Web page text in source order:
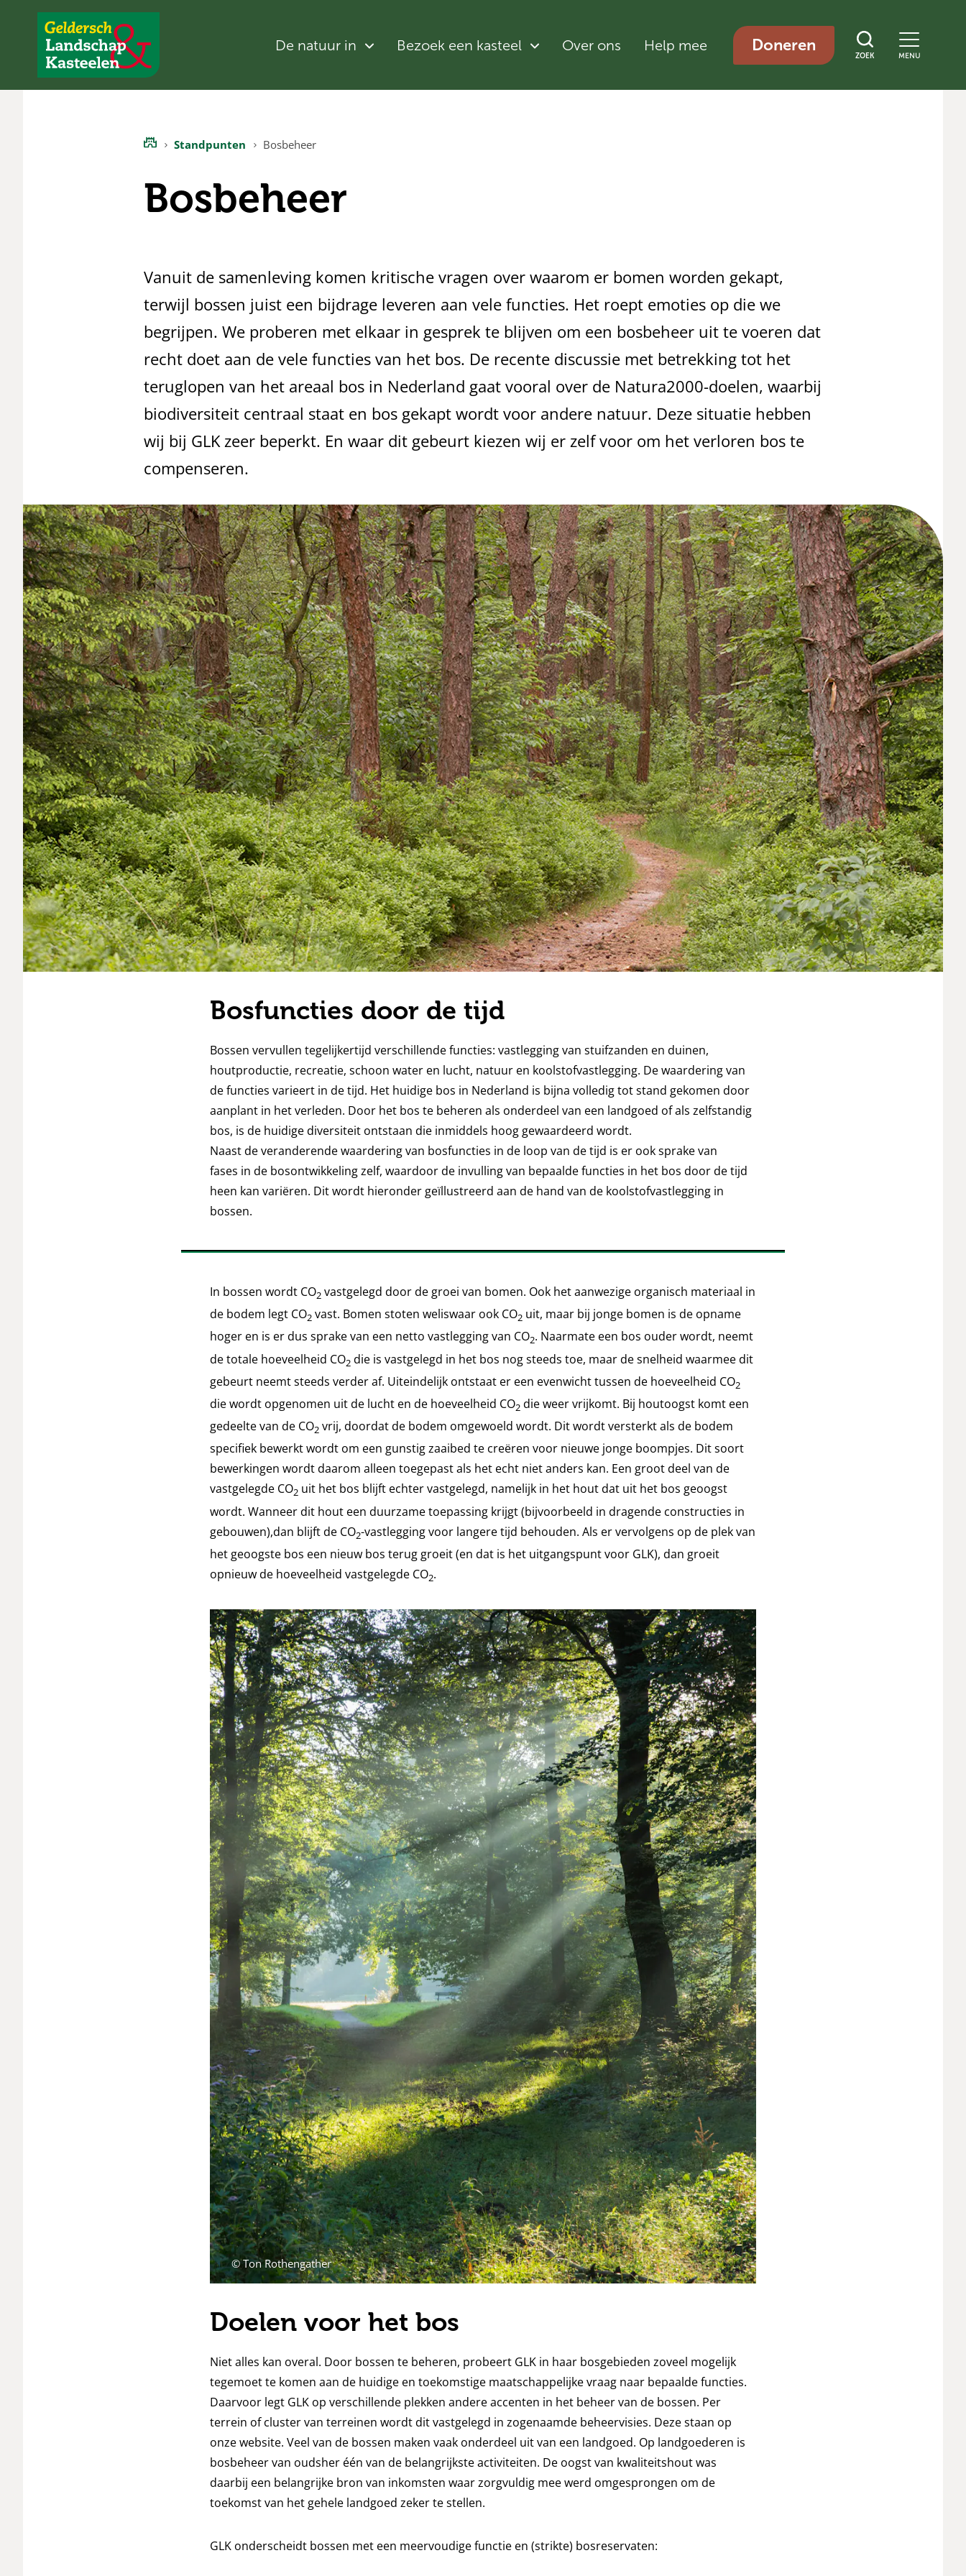
Geldersch
Landschap
en
De natuur in Bezoek een kasteel Over ons Help mee Doneren
ZOEK MENU
Standpunten Bosbeheer
Bosbeheer
Vanuit de samenleving komen kritische vragen over waarom er bomen worden gekapt,
terwijl bossen juist een bijdrage leveren aan vele functies. Het roept emoties op die we
begrijpen. We proberen met elkaar in gesprek te blijven om een bosbeheer uit te voeren dat
recht doet aan de vele functies van het bos. De recente discussie met betrekking tot het
teruglopen van het areaal bos in Nederland gaat vooral over de Natura2000-doelen, waarbij
biodiversiteit centraal staat en bos gekapt wordt voor andere natuur. Deze situatie hebben
wij bij GLK zeer beperkt. En waar dit gebeurt kiezen wij er zelf voor om het verloren bos te
compenseren.
Bosfuncties door de tijd
Bossen vervullen tegelijkertijd verschillende functies: vastlegging van stuifzanden en duinen,
houtproductie, recreatie, schoon water en lucht, natuur en koolstofvastlegging. De waardering van
de functies varieert in de tijd. Het huidige bos in Nederland is bijna volledig tot stand gekomen door
aanplant in het verleden. Door het bos te beheren als onderdeel van een landgoed of als zelfstandig
bos, is de huidige diversiteit ontstaan die inmiddels hoog gewaardeerd wordt.
Naast de veranderende waardering van bosfuncties in de loop van de tijd is er ook sprake van
fases in de bosontwikkeling zelf, waardoor de invulling van bepaalde functies in het bos door de tijd
heen kan variëren. Dit wordt hieronder geïllustreerd aan de hand van de koolstofvastlegging in
bossen.
In bossen wordt CO2 vastgelegd door de groei van bomen. Ook het aanwezige organisch materiaal in
de bodem legt CO2 vast. Bomen stoten weliswaar ook CO2 uit, maar bij jonge bomen is de opname
hoger en is er dus sprake van een netto vastlegging van CO2. Naarmate een bos ouder wordt, neemt
de totale hoeveelheid CO2 die is vastgelegd in het bos nog steeds toe, maar de snelheid waarmee dit
gebeurt neemt steeds verder af. Uiteindelijk ontstaat er een evenwicht tussen de hoeveelheid CO2
die wordt opgenomen uit de lucht en de hoeveelheid CO2 die weer vrijkomt. Bij houtoogst komt een
gedeelte van de CO2 vrij, doordat de bodem omgewoeld wordt. Dit wordt versterkt als de bodem
specifiek bewerkt wordt om een gunstig zaaibed te creëren voor nieuwe jonge boompjes. Dit soort
bewerkingen wordt daarom alleen toegepast als het echt niet anders kan. Een groot deel van de
vastgelegde CO2 uit het bos blijft echter vastgelegd, namelijk in het hout dat uit het bos geoogst
wordt. Wanneer dit hout een duurzame toepassing krijgt (bijvoorbeeld in dragende constructies in
gebouwen),dan blijft de CO2-vastlegging voor langere tijd behouden. Als er vervolgens op de plek van
het geoogste bos een nieuw bos terug groeit (en dat is het uitgangspunt voor GLK), dan groeit
opnieuw de hoeveelheid vastgelegde CO2.
© Ton Rothengather
Doelen voor het bos
Niet alles kan overal. Door bossen te beheren, probeert GLK in haar bosgebieden zoveel mogelijk
tegemoet te komen aan de huidige en toekomstige maatschappelijke vraag naar bepaalde functies.
Daarvoor legt GLK op verschillende plekken andere accenten in het beheer van de bossen. Per
terrein of cluster van terreinen wordt dit vastgelegd in zogenaamde beheervisies. Deze staan op
onze website. Veel van de bossen maken vaak onderdeel uit van een landgoed. Op landgoederen is
bosbeheer van oudsher één van de belangrijkste activiteiten. De oogst van kwaliteitshout was
daarbij een belangrijke bron van inkomsten waar zorgvuldig mee werd omgesprongen om de
toekomst van het gehele landgoed zeker te stellen.
GLK onderscheidt bossen met een meervoudige functie en (strikte) bosreservaten: